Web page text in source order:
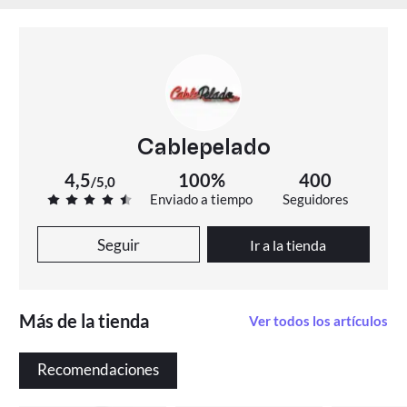
Cablepelado
4,5/5,0 100%
Enviado a tiempo
400
Seguidores
Seguir Ir a la tienda
Más de la tienda Ver todos los artículos
Recomendaciones